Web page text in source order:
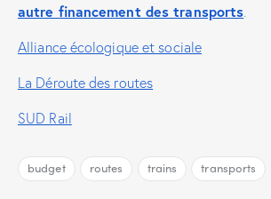
autre financement des transports
Alliance écologique et sociale
La Déroute des routes
SUD Rail
budget routes trains transports